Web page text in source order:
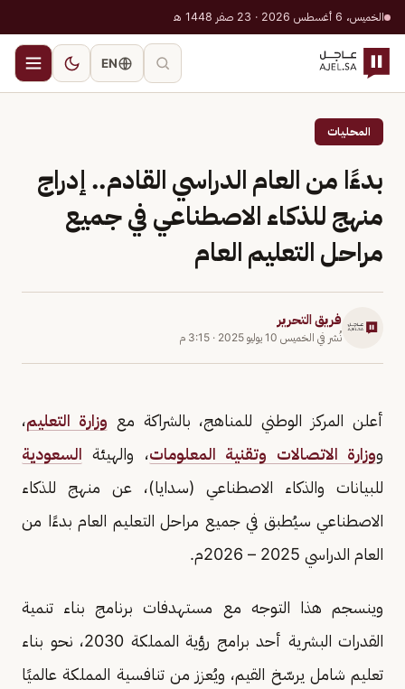
الخميس، 6 أغسطس 2026 · 23 صفر 1448 هـ
EN
المحليات
بدءًا من العام الدراسي القادم.. إدراج
منهج للذكاء الاصطناعي في جميع
مراحل التعليم العام
فريق التحرير
نُشر في الخميس 10 يوليو 2025 · 3:15 م
أعلن المركز الوطني للمناهج، بالشراكة مع وزارة التعليم،
ووزارة الاتصالات وتقنية المعلومات، والهيئة السعودية
للبيانات والذكاء الاصطناعي (سدايا)، عن منهج للذكاء
الاصطناعي سيُطبق في جميع مراحل التعليم العام بدءًا من
العام الدراسي 2025 – 2026م.
وينسجم هذا التوجه مع مستهدفات برنامج بناء تنمية
القدرات البشرية أحد برامج رؤية المملكة 2030، نحو بناء
تعليم شامل يرسّخ القيم، ويُعزز من تنافسية المملكة عالميًا